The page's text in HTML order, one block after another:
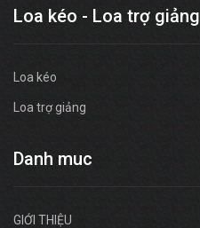
Loa kéo - Loa trợ giảng
Loa kéo
Loa trợ giảng
Danh muc
GIỚI THIỆU